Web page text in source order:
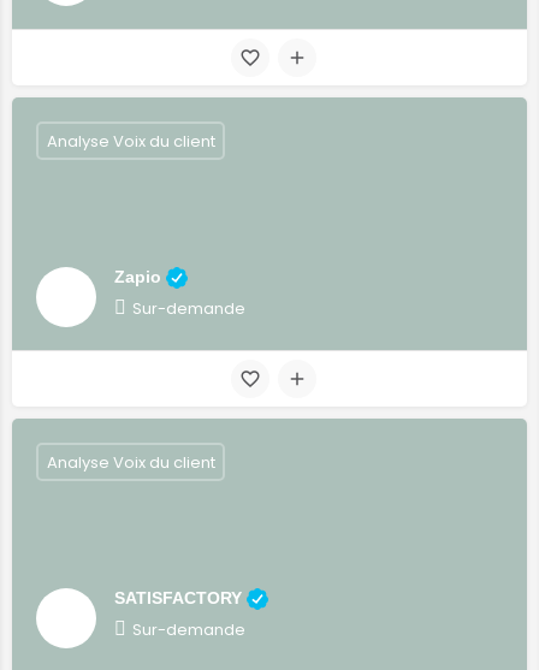
Zapio
Sur-demande
Analyse Voix du client
SATISFACTORY
Sur-demande
Analyse Voix du client